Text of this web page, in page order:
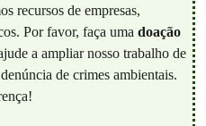
recursos de empresas,
Por favor, faça uma doação
a ampliar nosso trabalho de
de crimes ambientais.